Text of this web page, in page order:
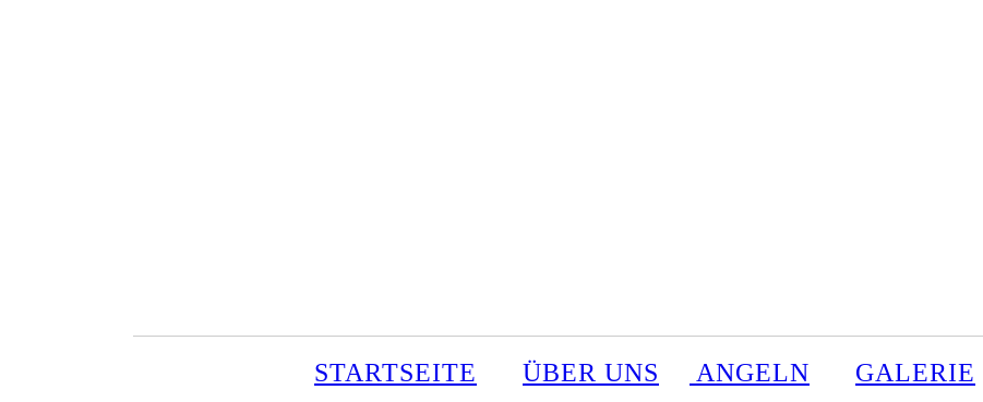
STARTSEITE ÜBER UNS ANGELN GALERIE